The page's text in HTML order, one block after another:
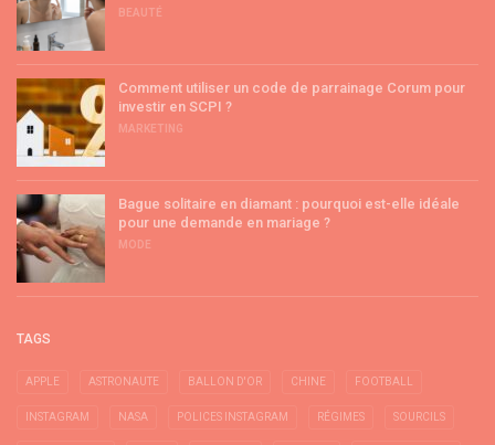
BEAUTÉ
Comment utiliser un code de parrainage Corum pour
investir en SCPI ?
MARKETING
Bague solitaire en diamant : pourquoi est-elle idéale
pour une demande en mariage ?
MODE
TAGS
APPLE ASTRONAUTE BALLON D'OR CHINE FOOTBALL
INSTAGRAM NASA POLICES INSTAGRAM RÉGIMES SOURCILS